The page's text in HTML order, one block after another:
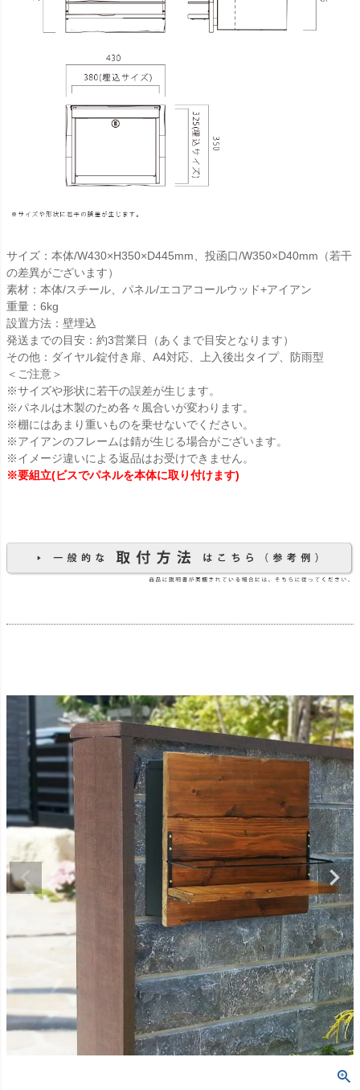
サイズ：本体/W430×H350×D445mm、投函口/W350×D40mm（若干
の差異がございます）
素材：本体/スチール、パネル/エコアコールウッド+アイアン
重量：6kg
設置方法：壁埋込
発送までの目安：約3営業日（あくまで目安となります）
その他：ダイヤル錠付き扉、A4対応、上入後出タイプ、防雨型
＜ご注意＞
※サイズや形状に若干の誤差が生じます。
※パネルは木製のため各々風合いが変わります。
※棚にはあまり重いものを乗せないでください。
※アイアンのフレームは錆が生じる場合がございます。
※イメージ違いによる返品はお受けできません。
※要組立(ビスでパネルを本体に取り付けます)